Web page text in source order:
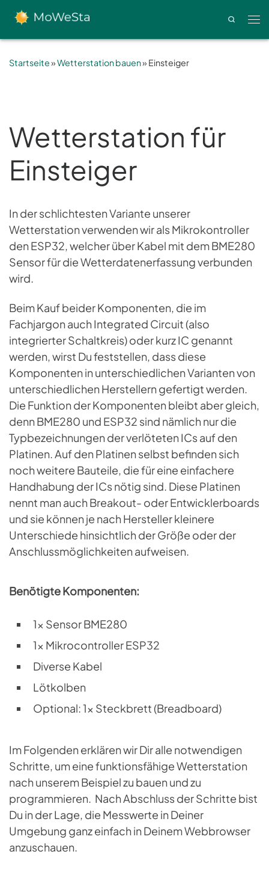
Zum Inhalt springen
Search
Startseite»Wetterstation bauen» Einsteiger
Wetterstation für
Einsteiger
In der schlichtesten Variante unserer
Wetterstation verwenden wir als Mikrokontroller
den ESP32, welcher über Kabel mit dem BME280
Sensor für die Wetterdatenerfassung verbunden
wird.
Beim Kauf beider Komponenten, die im
Fachjargon auch Integrated Circuit (also
integrierter Schaltkreis) oder kurz IC genannt
werden, wirst Du feststellen, dass diese
Komponenten in unterschiedlichen Varianten von
unterschiedlichen Herstellern gefertigt werden.
Die Funktion der Komponenten bleibt aber gleich,
denn BME280 und ESP32 sind nämlich nur die
Typbezeichnungen der verlöteten ICs auf den
Platinen. Auf den Platinen selbst befinden sich
noch weitere Bauteile, die für eine einfachere
Handhabung der ICs nötig sind. Diese Platinen
nennt man auch Breakout- oder Entwicklerboards
und sie können je nach Hersteller kleinere
Unterschiede hinsichtlich der Größe oder der
Anschlussmöglichkeiten aufweisen.
Benötigte Komponenten:
1x Sensor BME280
1x Mikrocontroller ESP32
Diverse Kabel
Lötkolben
Optional: 1x Steckbrett (Breadboard)
Im Folgenden erklären wir Dir alle notwendigen
Schritte, um eine funktionsfähige Wetterstation
nach unserem Beispiel zu bauen und zu
programmieren. Nach Abschluss der Schritte bist
Du in der Lage, die Messwerte in Deiner
Umgebung ganz einfach in Deinem Webbrowser
anzuschauen.